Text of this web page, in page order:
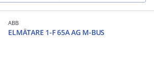
ABB
ELMÄTARE 1-F 65A AG M-BUS